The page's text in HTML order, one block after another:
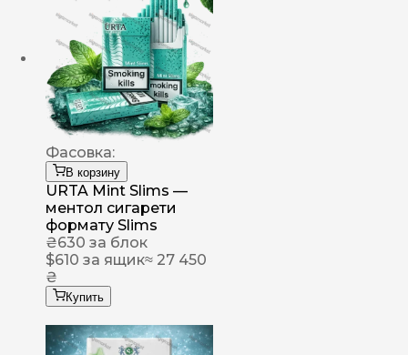
Фасовка:
В корзину
URTA Mint Slims —
ментол сигарети
формату Slims
₴630 за блок
$610 за ящик≈ 27 450
₴
Купить